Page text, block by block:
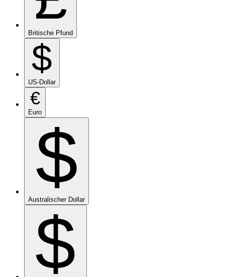
Britische Pfund
$
US-Dollar
€
Euro
$
Australischer Dollar
$